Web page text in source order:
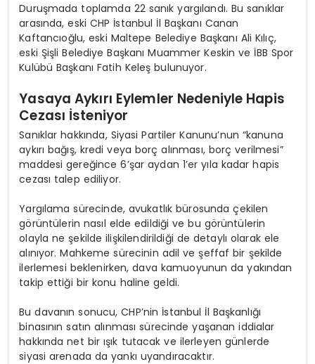
Duruşmada toplamda 22 sanık yargılandı. Bu sanıklar
arasında, eski CHP İstanbul İl Başkanı Canan
Kaftancıoğlu, eski Maltepe Belediye Başkanı Ali Kılıç,
eski Şişli Belediye Başkanı Muammer Keskin ve İBB Spor
Kulübü Başkanı Fatih Keleş bulunuyor.
Yasaya Aykırı Eylemler Nedeniyle Hapis
Cezası İsteniyor
Sanıklar hakkında, Siyasi Partiler Kanunu’nun “kanuna
aykırı bağış, kredi veya borç alınması, borç verilmesi”
maddesi gereğince 6’şar aydan 1’er yıla kadar hapis
cezası talep ediliyor.
Yargılama sürecinde, avukatlık bürosunda çekilen
görüntülerin nasıl elde edildiği ve bu görüntülerin
olayla ne şekilde ilişkilendirildiği de detaylı olarak ele
alınıyor. Mahkeme sürecinin adil ve şeffaf bir şekilde
ilerlemesi beklenirken, dava kamuoyunun da yakından
takip ettiği bir konu haline geldi.
Bu davanın sonucu, CHP’nin İstanbul İl Başkanlığı
binasının satın alınması sürecinde yaşanan iddialar
hakkında net bir ışık tutacak ve ilerleyen günlerde
siyasi arenada da yankı uyandıracaktır.